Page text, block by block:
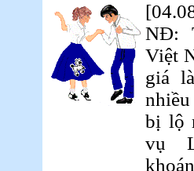
NĐ:
Việt
giá
bị lộ
vụ